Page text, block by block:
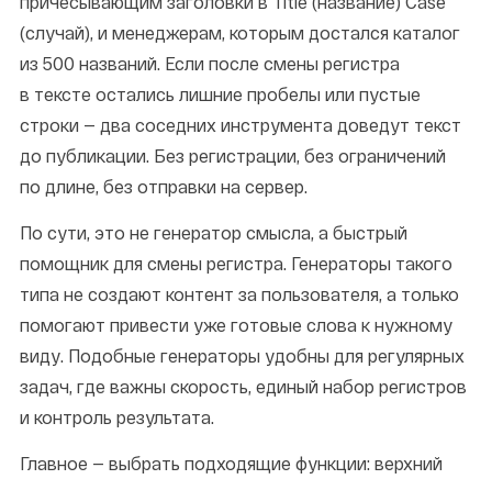
(случай), и менеджерам, которым достался каталог
из 500 названий. Если после смены регистра
в тексте остались лишние пробелы или пустые
строки — два соседних инструмента доведут текст
до публикации. Без регистрации, без ограничений
по длине, без отправки на сервер.
По сути, это не генератор смысла, а быстрый
помощник для смены регистра. Генераторы такого
типа не создают контент за пользователя, а только
помогают привести уже готовые слова к нужному
виду. Подобные генераторы удобны для регулярных
задач, где важны скорость, единый набор регистров
и контроль результата.
Главное — выбрать подходящие функции: верхний